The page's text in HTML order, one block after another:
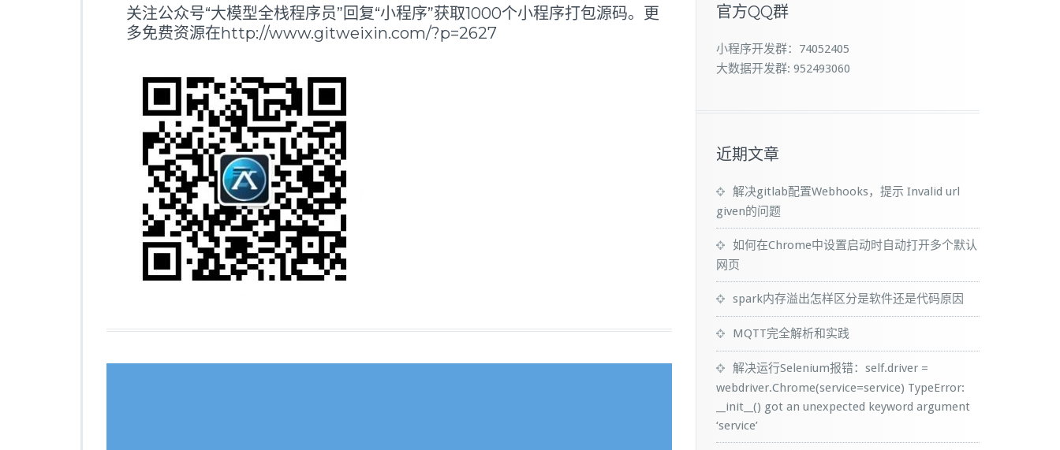
关注公众号“大模型全栈程序员”回复“小程序”获取1000个小程序打包源码。更
多免费资源在http://www.gitweixin.com/?p=2627
官方QQ群
小程序开发群：74052405
大数据开发群: 952493060
近期文章
解决gitlab配置Webhooks，提示 Invalid url
given的问题
如何在Chrome中设置启动时自动打开多个默认
网页
spark内存溢出怎样区分是软件还是代码原因
MQTT完全解析和实践
解决运行Selenium报错：self.driver =
webdriver.Chrome(service=service) TypeError:
__init__() got an unexpected keyword argument
‘service’